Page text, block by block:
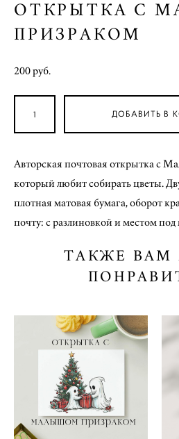
ОТКРЫТКА С
ПРИЗРАКОМ
200 pуб.
ДОБАВИТЬ В
Авторская почтовая открытка с
который любит собирать цветы.
плотная матовая бумага, оборот
почту: с разлиновкой и местом
ТАКЖЕ ВАМ